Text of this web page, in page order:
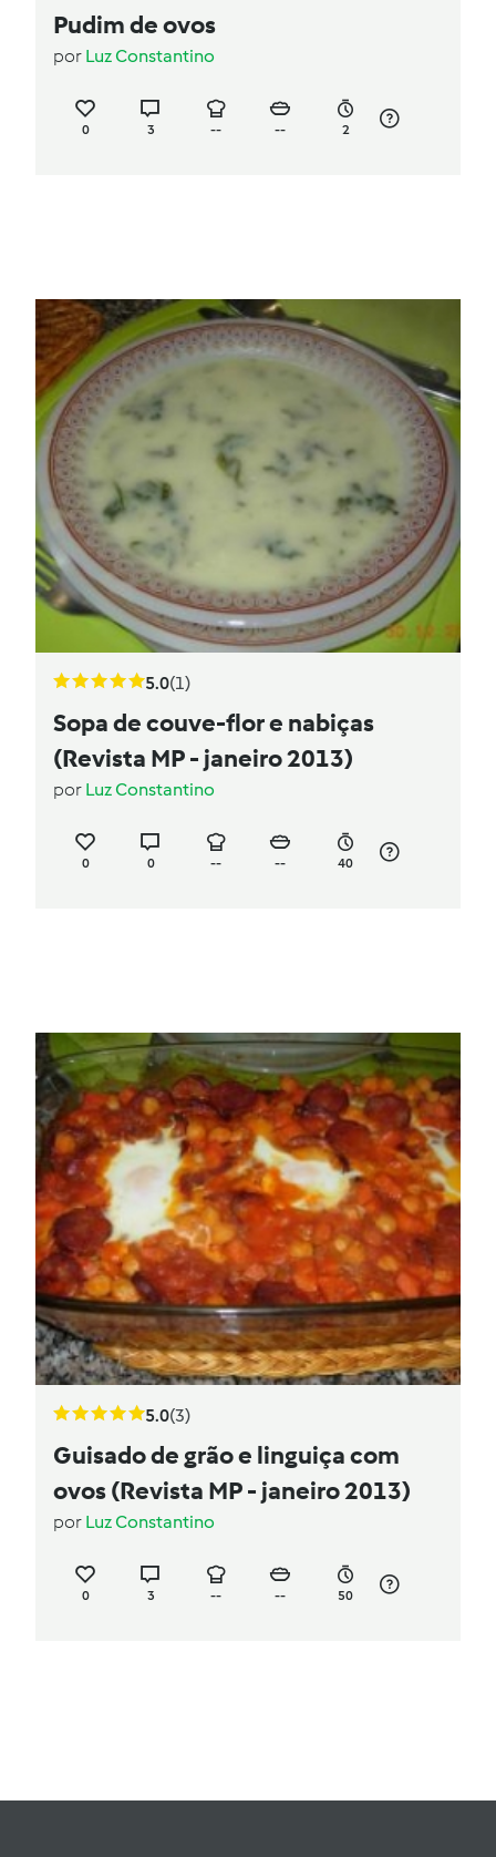
Pudim de ovos
por Luz Constantino
0 3 -- -- 2
5.0(1)
Sopa de couve-flor e nabiças
(Revista MP - janeiro 2013)
por Luz Constantino
0 0 -- -- 40
5.0(3)
Guisado de grão e linguiça com
ovos (Revista MP - janeiro 2013)
por Luz Constantino
0 3 -- -- 50